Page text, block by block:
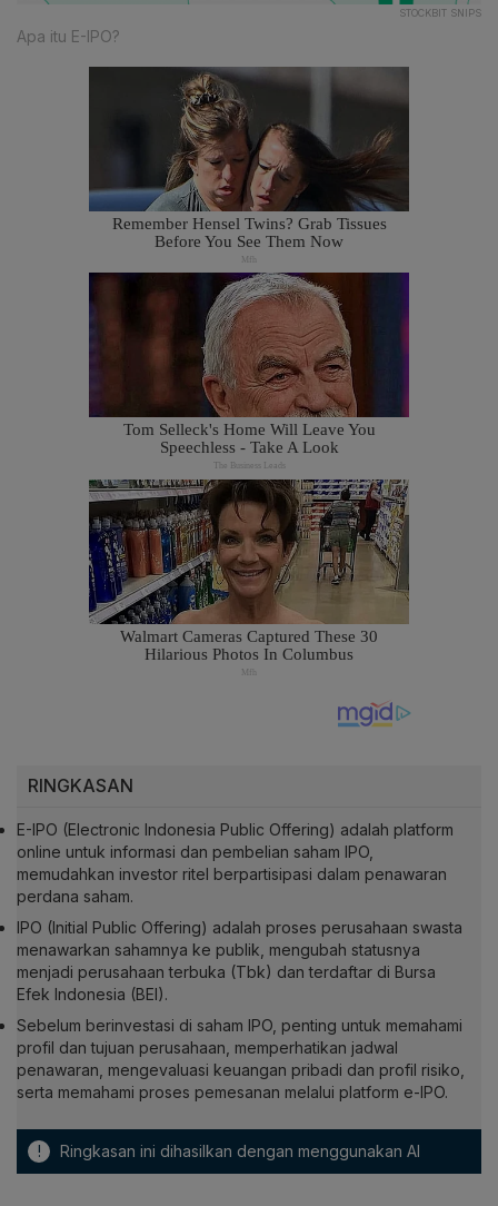
STOCKBIT SNIPS
Apa itu E-IPO?
RINGKASAN
E-IPO (Electronic Indonesia Public Offering) adalah platform
online untuk informasi dan pembelian saham IPO,
memudahkan investor ritel berpartisipasi dalam penawaran
perdana saham.
IPO (Initial Public Offering) adalah proses perusahaan swasta
menawarkan sahamnya ke publik, mengubah statusnya
menjadi perusahaan terbuka (Tbk) dan terdaftar di Bursa
Efek Indonesia (BEI).
Sebelum berinvestasi di saham IPO, penting untuk memahami
profil dan tujuan perusahaan, memperhatikan jadwal
penawaran, mengevaluasi keuangan pribadi dan profil risiko,
serta memahami proses pemesanan melalui platform e-IPO.
! Ringkasan ini dihasilkan dengan menggunakan AI